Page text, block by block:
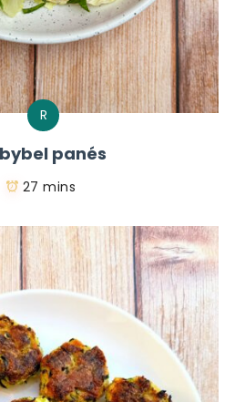
R
panés
27 mins